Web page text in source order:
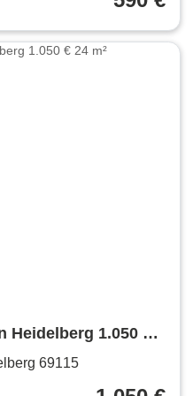
Heidelberg 1.050 €
69115